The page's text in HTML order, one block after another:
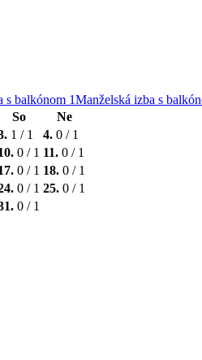
s balkónom 1Manželská izba s
So
Ne
1 / 1 4. 0 / 1
0 / 1 11. 0 / 1
0 / 1 18. 0 / 1
0 / 1 25. 0 / 1
0 / 1